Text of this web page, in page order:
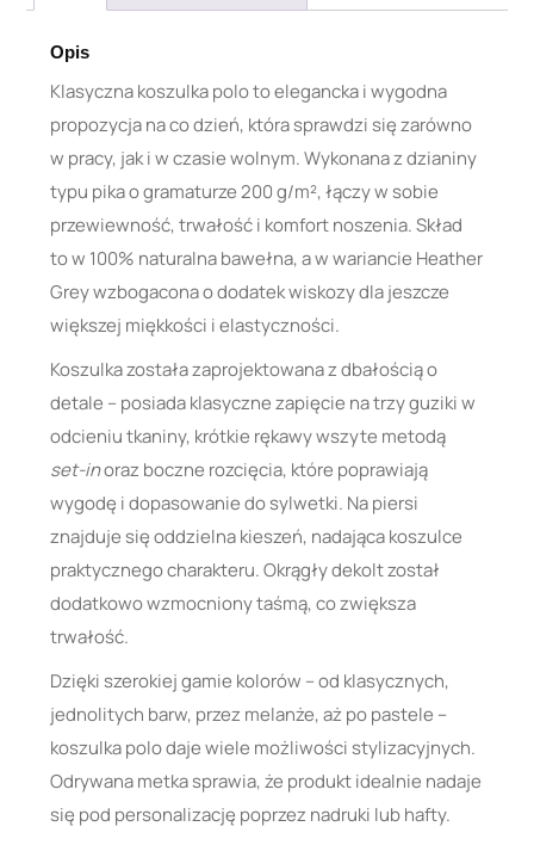
Opis
Klasyczna koszulka polo to elegancka i wygodna
propozycja na co dzień, która sprawdzi się zarówno
w pracy, jak i w czasie wolnym. Wykonana z dzianiny
typu pika o gramaturze 200 g/m², łączy w sobie
przewiewność, trwałość i komfort noszenia. Skład
to w 100% naturalna bawełna, a w wariancie Heather
Grey wzbogacona o dodatek wiskozy dla jeszcze
większej miękkości i elastyczności.
Koszulka została zaprojektowana z dbałością o
detale – posiada klasyczne zapięcie na trzy guziki w
odcieniu tkaniny, krótkie rękawy wszyte metodą
set-inoraz boczne rozcięcia, które poprawiają
wygodę i dopasowanie do sylwetki. Na piersi
znajduje się oddzielna kieszeń, nadająca koszulce
praktycznego charakteru. Okrągły dekolt został
dodatkowo wzmocniony taśmą, co zwiększa
trwałość.
Dzięki szerokiej gamie kolorów – od klasycznych,
jednolitych barw, przez melanże, aż po pastele –
koszulka polo daje wiele możliwości stylizacyjnych.
Odrywana metka sprawia, że produkt idealnie nadaje
się pod personalizację poprzez nadruki lub hafty.